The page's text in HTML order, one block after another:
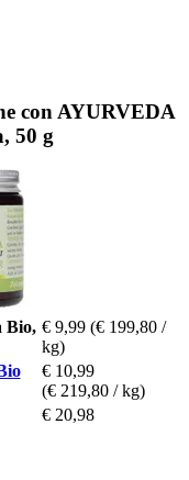
con AYURVEDA
50 g
Bio, € 9,99 (€ 199,80 /
kg)
€ 10,99
(€ 219,80 / kg)
€ 20,98